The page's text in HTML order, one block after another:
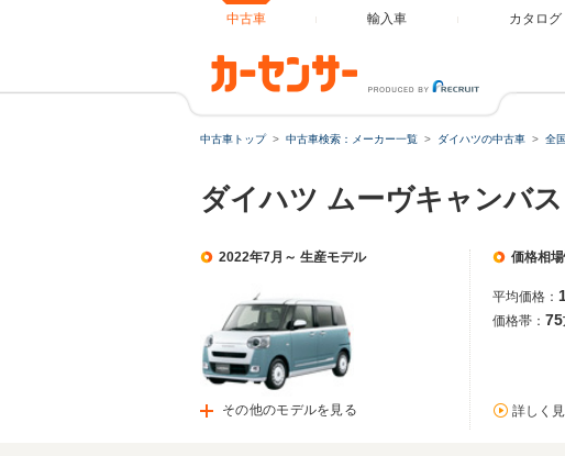
中古車 輸入車 カタログ
中古車トップ 中古車検索：メーカー一覧 ダイハツの中古車 全
ダイハツ ムーヴキャンバ
2022年7月～ 生産モデル
その他のモデルを見る
価格相
平均価格：
価格帯： 75
詳しく